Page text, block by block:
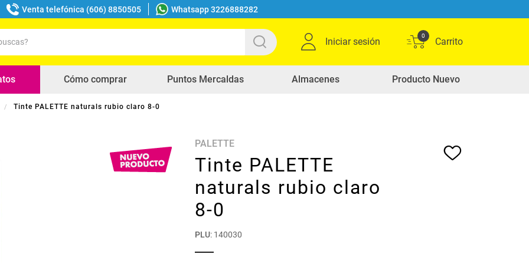
Venta telefónica (606) 8850505 Whatsapp 3226888282
Iniciar sesión
0
Cómo comprar Puntos Mercaldas Almacenes Producto Nuevo
Tinte PALETTE naturals rubio claro 8-0
PALETTE
Tinte PALETTE
naturals rubio claro
8-0
PLU: 140030
buscados